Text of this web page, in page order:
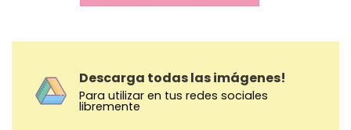
Descarga todas las imágenes!
Para utilizar en tus redes sociales
libremente